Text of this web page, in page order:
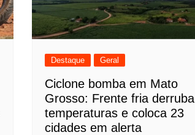
Destaque Geral
Ciclone bomba em Mato
Grosso: Frente fria derruba
temperaturas e coloca 23
cidades em alerta